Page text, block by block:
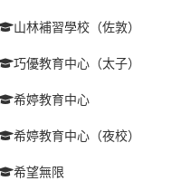
山林補習學校（佐敦）
巧優教育中心（太子）
希婷教育中心
希婷教育中心（夜校）
希望無限